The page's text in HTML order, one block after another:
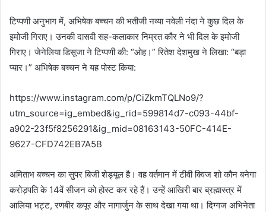
टिप्पणी अनुभाग में, अभिषेक बच्चन की भतीजी नव्या नवेली नंदा ने कुछ दिल के
इमोजी गिराए। उनकी दासवी सह-कलाकार निम्रत कौर ने भी दिल के इमोजी
गिराए। जेनेलिया डिसूजा ने टिप्पणी की: “ओह।” रितेश देशमुख ने लिखा: “बड़ा
प्यार।” अभिषेक बच्चन ने यह पोस्ट किया:
https://www.instagram.com/p/CiZkmTQLNo9/?
utm_source=ig_embed&ig_rid=599814d7-c093-44bf-
a902-23f5f8256291&ig_mid=08163143-50FC-414E-
9627-CFD742EB7A5B
अमिताभ बच्चन का सुपर बिजी शेड्यूल है। वह वर्तमान में टीवी क्विज शो कौन बनेगा
करोड़पति के 14वें सीजन को होस्ट कर रहे हैं। उन्हें आखिरी बार ब्रह्मास्त्र में
आलिया भट्ट, रणबीर कपूर और नागार्जुन के साथ देखा गया था। दिग्गज अभिनेता